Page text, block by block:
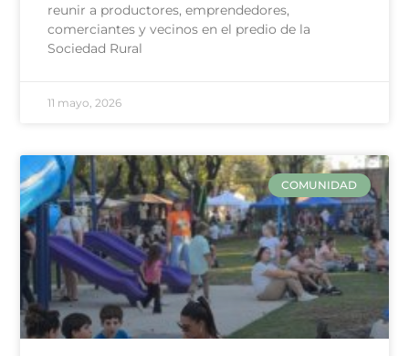
reunir a productores, emprendedores,
comerciantes y vecinos en el predio de la
Sociedad Rural
11 mayo, 2026
COMUNIDAD